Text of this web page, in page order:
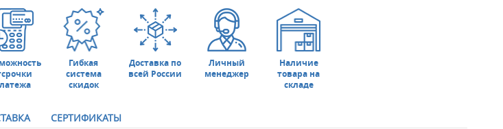
Гибкая
система
скидок
Доставка по
всей России
Личный
менеджер
Наличие
товара на
складе
СЕРТИФИКАТЫ